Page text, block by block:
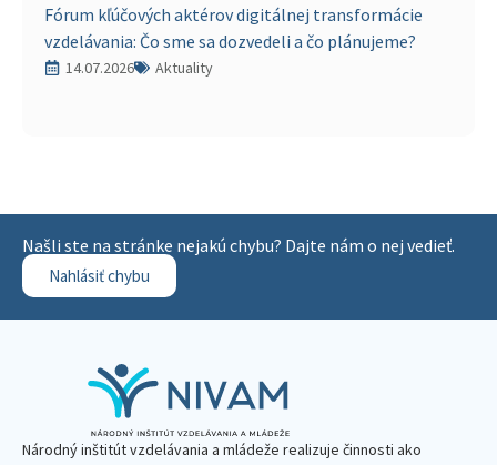
Fórum kľúčových aktérov digitálnej transformácie
vzdelávania: Čo sme sa dozvedeli a čo plánujeme?
14.07.2026 Aktuality
Našli ste na stránke nejakú chybu? Dajte nám o nej vedieť.
Nahlásiť chybu
Národný inštitút vzdelávania a mládeže realizuje činnosti ako